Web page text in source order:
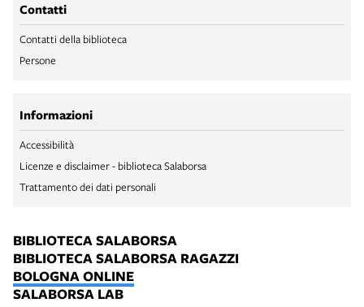
Contatti
Contatti della biblioteca
Persone
Informazioni
Accessibilità
Licenze e disclaimer - biblioteca Salaborsa
Trattamento dei dati personali
BIBLIOTECA SALABORSA
BIBLIOTECA SALABORSA RAGAZZI
BOLOGNA ONLINE
SALABORSA LAB